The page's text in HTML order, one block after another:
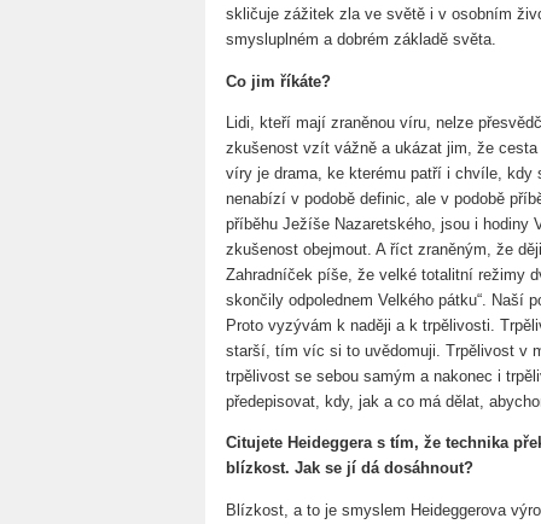
skličuje zážitek zla ve světě i v osobním
smysluplném a dobrém základě světa.
Co jim říkáte?
Lidi, kteří mají zraněnou víru, nelze
zkušenost vzít vážně a ukázat jim, že
víry je drama, ke kterému patří i chvíle,
nenabízí v podobě definic, ale v podobě
příběhu Ježíše Nazaretského, jsou i hodiny
zkušenost obejmout. A říct zraněným, že
Zahradníček píše, že velké totalitní režimy
skončily odpolednem Velkého pátku“. Naší
Proto vyzývám k naději a k trpělivosti.
starší, tím víc si to uvědomuji. Trpělivost v
trpělivost se sebou samým a nakonec i
předepisovat, kdy, jak a co má dělat,
Citujete Heideggera s tím, že technika
blízkost. Jak se jí dá dosáhnout?
Blízkost, a to je smyslem Heideggerova